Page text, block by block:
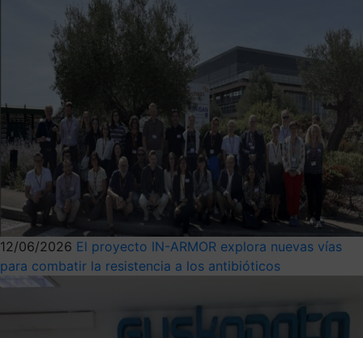
12/06/2026 El proyecto IN-ARMOR explora nuevas vías
para combatir la resistencia a los antibióticos